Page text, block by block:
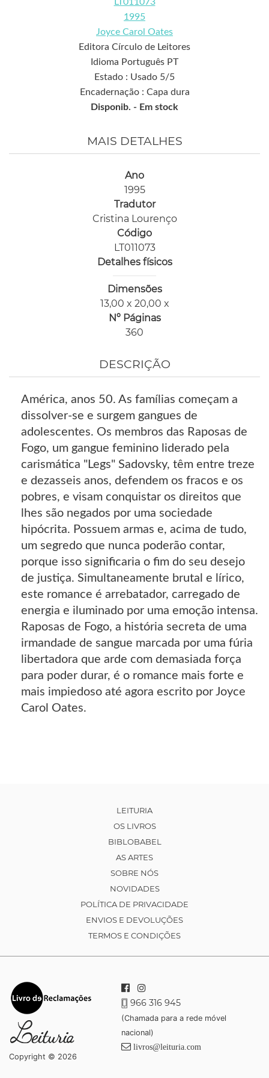
LT011073
1995
Joyce Carol Oates
Editora Círculo de Leitores
Idioma Português PT
Estado : Usado 5/5
Encadernação : Capa dura
Disponib. - Em stock
MAIS DETALHES
Ano
1995
Tradutor
Cristina Lourenço
Código
LT011073
Detalhes físicos
Dimensões
13,00 x 20,00 x
Nº Páginas
360
DESCRIÇÃO
América, anos 50. As famílias começam a
dissolver-se e surgem gangues de
adolescentes. Os membros das Raposas de
Fogo, um gangue feminino liderado pela
carismática "Legs" Sadovsky, têm entre treze
e dezasseis anos, defendem os fracos e os
pobres, e visam conquistar os direitos que
lhes são negados por uma sociedade
hipócrita. Possuem armas e, acima de tudo,
um segredo que nunca poderão contar,
porque isso significaria o fim do seu desejo
de justiça. Simultaneamente brutal e lírico,
este romance é arrebatador, carregado de
energia e iluminado por uma emoção intensa.
Raposas de Fogo, a história secreta de uma
irmandade de sangue marcada por uma fúria
libertadora que arde com demasiada força
para poder durar, é o romance mais forte e
mais impiedoso até agora escrito por Joyce
Carol Oates.
LEITURIA
OS LIVROS
BIBLOBABEL
AS ARTES
SOBRE NÓS
NOVIDADES
POLÍTICA DE PRIVACIDADE
ENVIOS E DEVOLUÇÕES
TERMOS E CONDIÇÕES
Copyright © 2026
966 316 945
(Chamada para a rede móvel
nacional)
livros@leituria.com